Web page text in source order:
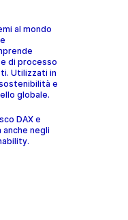
al mondo
di processo
Utilizzati in
e
globale.
DAX e
negli